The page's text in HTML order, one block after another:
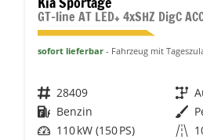
GT-line AT LED+ 4xSHZ DigC
sofort lieferbar Fahrzeug mit
Fahrzeugnr. 28409 Getriebe
Kraftstoff Benzin Außenfarbe
Leistung 110 kW (150 PS) Kilometerstand